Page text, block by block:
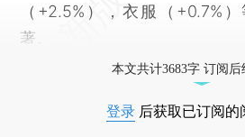
（+2.5%），衣服（+0.7%
著。
本文共计3683字 订阅
登录 后获取已订阅的